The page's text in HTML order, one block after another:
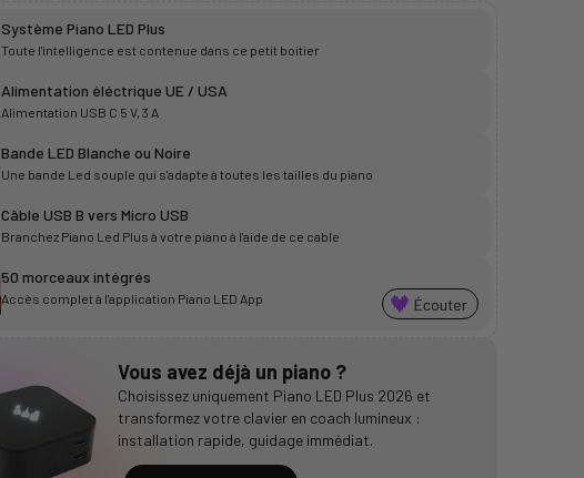
Système Piano LED Plus
Toute l'intelligence est contenue dans ce petit boitier
Alimentation éléctrique UE / USA
Alimentation USB C 5 V, 3 A
Bande LED Blanche ou Noire
Une bande Led souple qui s'adapte à toutes les tailles du piano
Câble USB B vers Micro USB
Branchez Piano Led Plus à votre piano à l'aide de ce cable
50 morceaux intégrés
Accès complet à l'application Piano LED App
Vous avez déjà un piano ?
Choisissez uniquement Piano LED Plus 2026 et
transformez votre clavier en coach lumineux :
installation rapide, guidage immédiat.